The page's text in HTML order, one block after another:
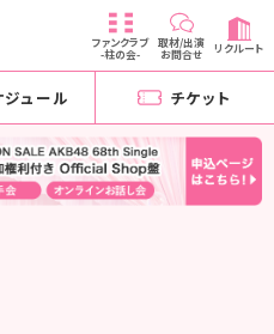
ファンクラブ
-柱の会-
取材/出演
お問合せ リクルート
ジュール チケット